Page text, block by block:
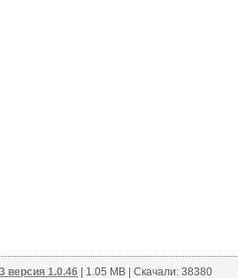
версия 1.0.46 | 1.05 MB | Скачали: 38380